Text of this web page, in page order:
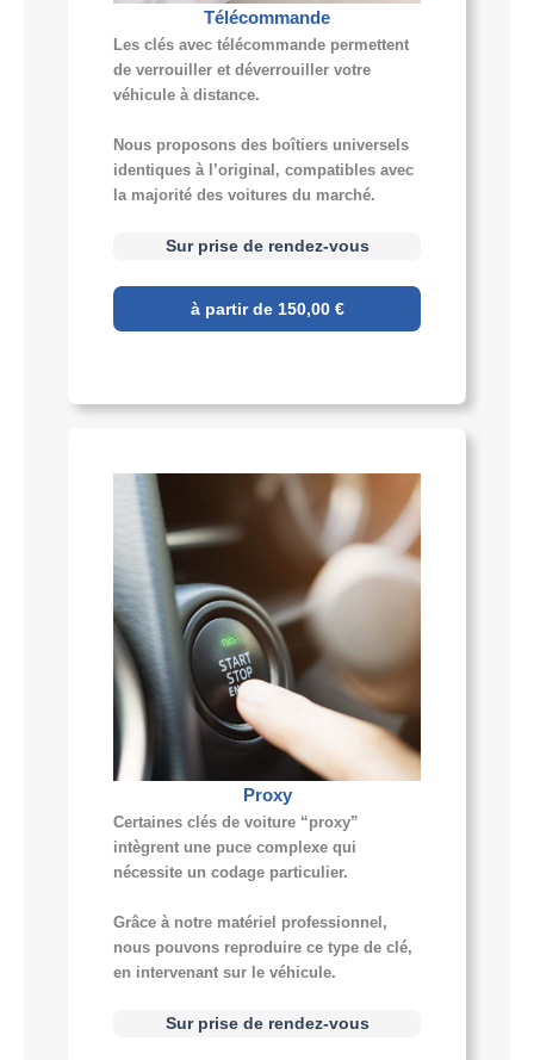
Télécommande
Les clés avec télécommande permettent
de verrouiller et déverrouiller votre
véhicule à distance.
Nous proposons des boîtiers universels
identiques à l’original, compatibles avec
la majorité des voitures du marché.
Sur prise de rendez-vous
à partir de 150,00 €
Proxy
Certaines clés de voiture “proxy”
intègrent une puce complexe qui
nécessite un codage particulier.
Grâce à notre matériel professionnel,
nous pouvons reproduire ce type de clé,
en intervenant sur le véhicule.
Sur prise de rendez-vous